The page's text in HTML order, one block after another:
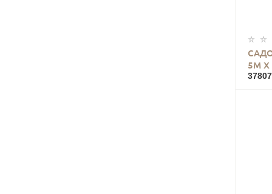
5М Х